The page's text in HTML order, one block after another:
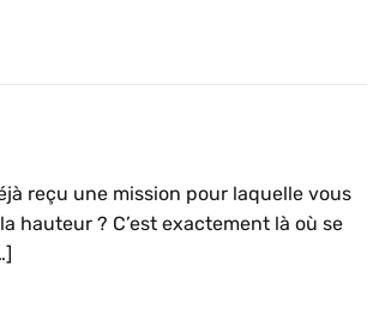
reçu une mission pour laquelle vous
hauteur ? C’est exactement là où se